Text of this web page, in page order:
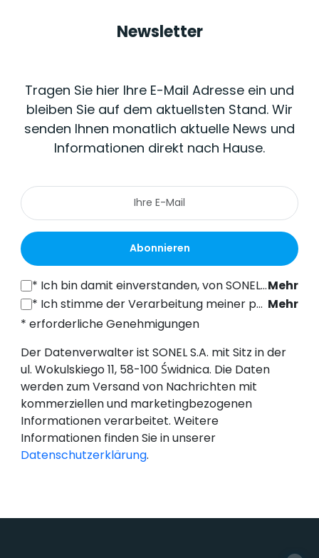
Newsletter
Tragen Sie hier Ihre E-Mail Adresse ein und
bleiben Sie auf dem aktuellsten Stand. Wir
senden Ihnen monatlich aktuelle News und
Informationen direkt nach Hause.
Abonnieren
* Ich bin damit einverstanden, von SONEL S.A. mit Sitz in der ul. Wokulskiego 11, 58-100 Świdnica, kommerzielle Informationen auf elektronischem Wege (an die angegebene E-Mail-Adresse) zu Marketingzwecken gemäß Art. 398 des Gesetzes vom 12. Juli 2024 über das Recht der elektronischen Kommunikation zu erhalten. Mehr
* Ich stimme der Verarbeitung meiner personenbezogenen Daten (E-Mail-Adresse) durch SONEL S.A. mit Sitz in ul. Wokulskiego 11, 58-100 Świdnica, zum Zwecke des Versands eines Newsletters mit kommerziellen und marketingbezogenen Informationen gemäß Art. 6 Abs. 1 Buchstabe a) der Datenschutz-Grundverordnung (DSGVO).
Mehr
* erforderliche Genehmigungen
Der Datenverwalter ist SONEL S.A. mit Sitz in der
ul. Wokulskiego 11, 58-100 Świdnica. Die Daten
werden zum Versand von Nachrichten mit
kommerziellen und marketingbezogenen
Informationen verarbeitet. Weitere
Informationen finden Sie in unserer
Datenschutzerklärung.